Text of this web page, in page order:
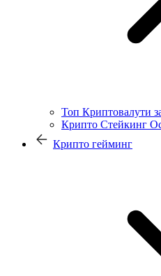
Топ Криптовалути
Крипто Стейкинг
Крипто гейминг